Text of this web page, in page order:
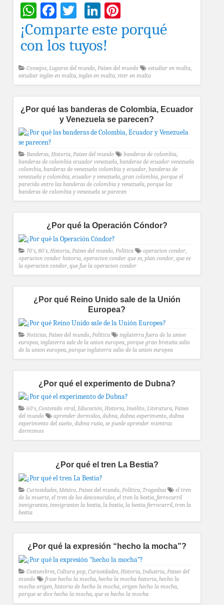
WhatsApp
Facebook
TwitterLinkedIn
¡Comparte este porqué
con los tuyos!
Consejos, Lugares del mundo, Países del mundo estudiar en malta,
estudiar ingles en malta, ingles en malta, vivir en malta
¿Por qué las banderas de Colombia, Ecuador
y Venezuela se parecen?
Banderas, Historia, Países del mundo banderas de colombia,
banderas de colombia ecuador venezuela, banderas de ecuador venezuela
colombia, banderas de venezuela colombia y ecuador, banderas de
venezuela y colombia, ecuador y venezuela, gran colombia, porque el
parecido entre las banderas de colombia y venezuela, porque las
banderas de colombia y venezuela se parecen
¿Por qué la Operación Cóndor?
70's 80's Historia Países del mundo Política operacion condor
operacion condor historia operacion condor que es plan condor que es
la operacion condor que fue la operacion condor
¿Por qué Reino Unido sale de la Unión
Europea?
Noticias Países del mundo Política
inglaterra fuera de la union
europea inglaterra sale de la union europea porque gran bretaña salio
de la union europea porque inglaterra salio de la union europea
¿Por qué el experimento de Dubna?
60's, Contenido viral, Educación, Historia, Insólito, Literatura, Países
del mundo
aprender dormidos, dubna, dubna experimento, dubna
experimento del sueño, dubna rusia, se puede aprender mientras
dormimos
¿Por qué el tren La Bestia?
Curiosidades, México, Países del mundo, Política, Tragedias
el tren
de la muerte, el tren de los desconocidos, el tren la bestia, ferrocarril
inmigrantes, inmigrantes la bestia, la bestia, la bestia ferrocarril, tren la
bestia
¿Por qué la expresión “hecho la mocha”?
Costumbres, Cultura pop, Curiosidades, Historia, Industria, Países del
mundo
frase hecho la mocha, hecho la mocha historia, hecho la
mocha origen, historia de hecho la mocha, origen hecho la mocha,
porque se dice hecho la mocha, que es hecho la mocha